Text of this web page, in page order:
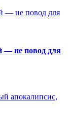
— не повод для
апокалипсис,